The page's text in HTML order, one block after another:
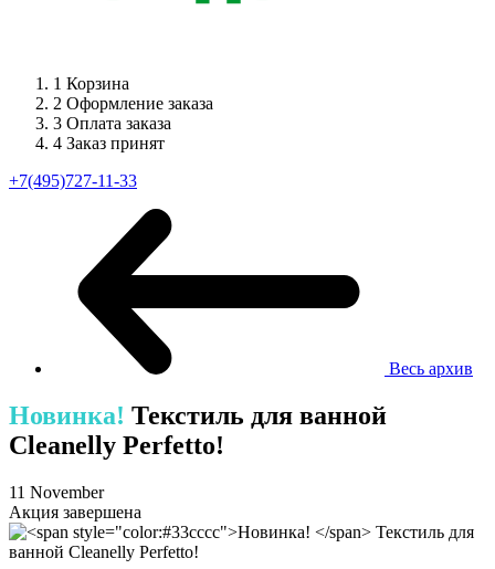
1 Корзина
2 Оформление заказа
3 Оплата заказа
4 Заказ принят
+7(495)727-11-33
Весь архив
Новинка! Текстиль для ванной
Cleanelly Perfetto!
11 November
Акция завершена